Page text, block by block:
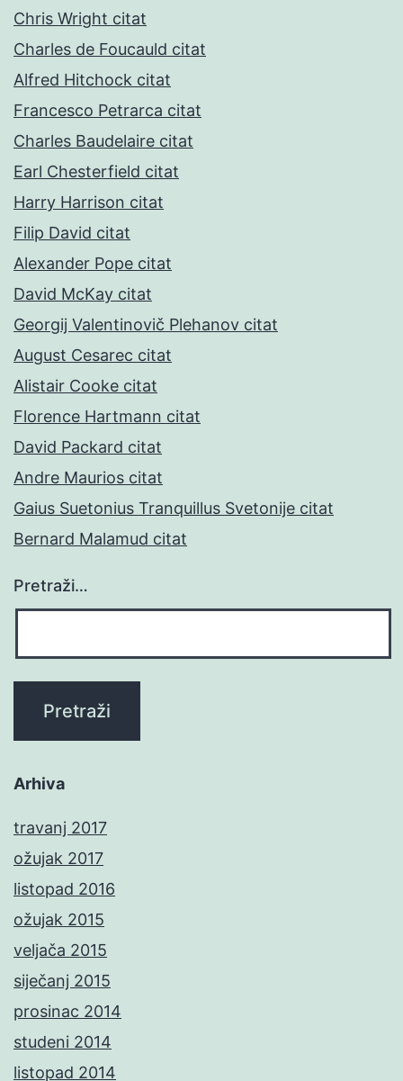
Chris Wright citat
Charles de Foucauld citat
Alfred Hitchock citat
Francesco Petrarca citat
Charles Baudelaire citat
Earl Chesterfield citat
Harry Harrison citat
Filip David citat
Alexander Pope citat
David McKay citat
Georgij Valentinovič Plehanov citat
August Cesarec citat
Alistair Cooke citat
Florence Hartmann citat
David Packard citat
Andre Maurios citat
Gaius Suetonius Tranquillus Svetonije citat
Bernard Malamud citat
Pretraži…
Arhiva
travanj 2017
ožujak 2017
listopad 2016
ožujak 2015
veljača 2015
siječanj 2015
prosinac 2014
studeni 2014
listopad 2014